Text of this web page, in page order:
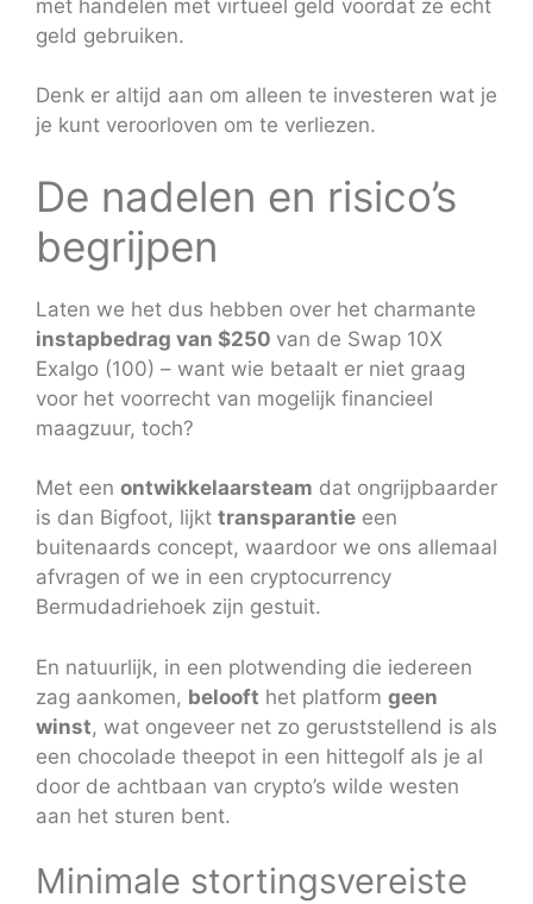
met handelen met virtueel geld voordat ze echt
geld gebruiken.
Denk er altijd aan om alleen te investeren wat je
je kunt veroorloven om te verliezen.
De nadelen en risico’s
begrijpen
Laten we het dus hebben over het charmante
instapbedrag van $250 van de Swap 10X
Exalgo (100) – want wie betaalt er niet graag
voor het voorrecht van mogelijk financieel
maagzuur, toch?
Met een ontwikkelaarsteam dat ongrijpbaarder
is dan Bigfoot, lijkt transparantie een
buitenaards concept, waardoor we ons allemaal
afvragen of we in een cryptocurrency
Bermudadriehoek zijn gestuit.
En natuurlijk, in een plotwending die iedereen
zag aankomen, belooft het platform geen
winst, wat ongeveer net zo geruststellend is als
een chocolade theepot in een hittegolf als je al
door de achtbaan van crypto’s wilde westen
aan het sturen bent.
Minimale stortingsvereiste